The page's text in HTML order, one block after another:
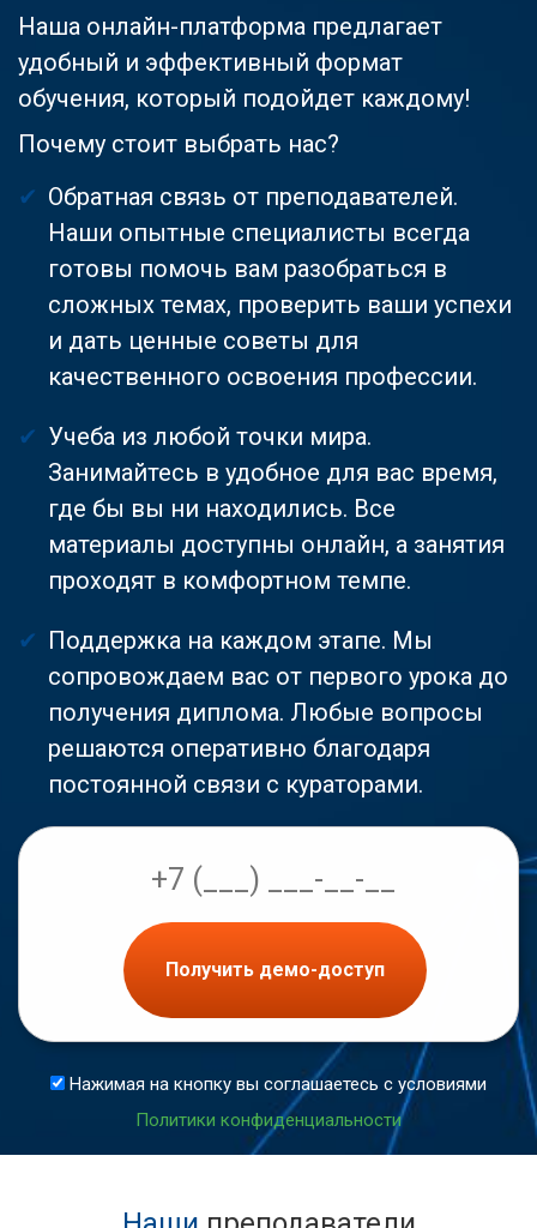
Наша онлайн-платформа предлагает
удобный и эффективный формат
обучения, который подойдет каждому!
Почему стоит выбрать нас?
Обратная связь от преподавателей.
Наши опытные специалисты всегда
готовы помочь вам разобраться в
сложных темах, проверить ваши успехи
и дать ценные советы для
качественного освоения профессии.
Учеба из любой точки мира.
Занимайтесь в удобное для вас время,
где бы вы ни находились. Все
материалы доступны онлайн, а занятия
проходят в комфортном темпе.
Поддержка на каждом этапе. Мы
сопровождаем вас от первого урока до
получения диплома. Любые вопросы
решаются оперативно благодаря
постоянной связи с кураторами.
Получить демо-доступ
Нажимая на кнопку вы соглашаетесь с условиями
Политики конфиденциальности